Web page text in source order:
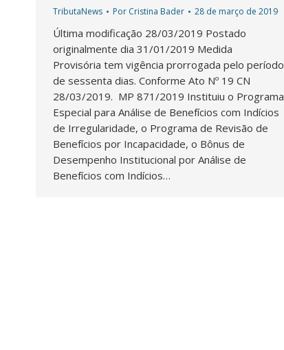
TributaNews Por Cristina Bader 28 de março de 2019
Última modificação 28/03/2019 Postado
originalmente dia 31/01/2019 Medida
Provisória tem vigência prorrogada pelo período
de sessenta dias. Conforme Ato Nº 19 CN
28/03/2019. MP 871/2019 Instituiu o Programa
Especial para Análise de Benefícios com Indícios
de Irregularidade, o Programa de Revisão de
Benefícios por Incapacidade, o Bônus de
Desempenho Institucional por Análise de
Benefícios com Indícios…